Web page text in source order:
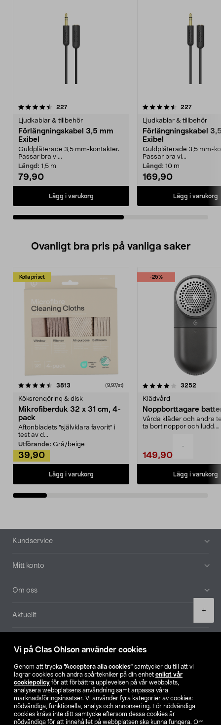
Vi på Clas Ohlson använder cookies
Genom att trycka ”Acceptera alla cookies” samtycker du till att vi
lagrar cookies och andra spårtekniker på din enhet enligt vår
cookiepolicy för att förbättra upplevelsen på vår webbplats,
analysera webbplatsens användning samt anpassa våra
marknadsföringsinsatser. Vi använder fyra kategorier av cookies:
nödvändiga, funktionella, analys och annonsering. För nödvändiga
cookies krävs inte ditt samtycke eftersom dessa cookies är
nödvändiga för att innehållet på webbplatsen ska kunna fungera. Om
-
+
227recensioner
Ljudkablar & tillbehör
Förlängningskabel 3,5 mm
Exibel
Guldpläterade 3,5 mm-kontakter.
Passar bra vi...
Längd: 1,5 m
79,90
Lägg i varukorg
4.5av 5 stjärnor 227
Ljudkablar & tillbehör
Förlängningskabel
Exibel
Guldpläterade 3,5 mm-
Passar bra vi...
Längd: 10 m
169,90
Lägg i varukorg
4.5av 5 stjärnor
Ovanligt bra pris på vanliga saker
Kolla priset
3813 (9,97/st)
Köksrengöring & disk
Mikrofiberduk 32 x 31 cm, 4-
pack
Aftonbladets "självklara favorit” i
test av d...
Utförande: Grå/beige
39,90
Lägg i varukorg
-25%
4.0av 5 stjärnor 3252
Klädvård
Noppborttagare
Vårda kläder och andra
ta bort noppor och ludd.
149,90
Lägg i varukorg
4.5av 5 stjärnor
Sidfot
Kundservice
Mitt konto
Om oss
Aktuellt
Hitta butik
SE NO FI